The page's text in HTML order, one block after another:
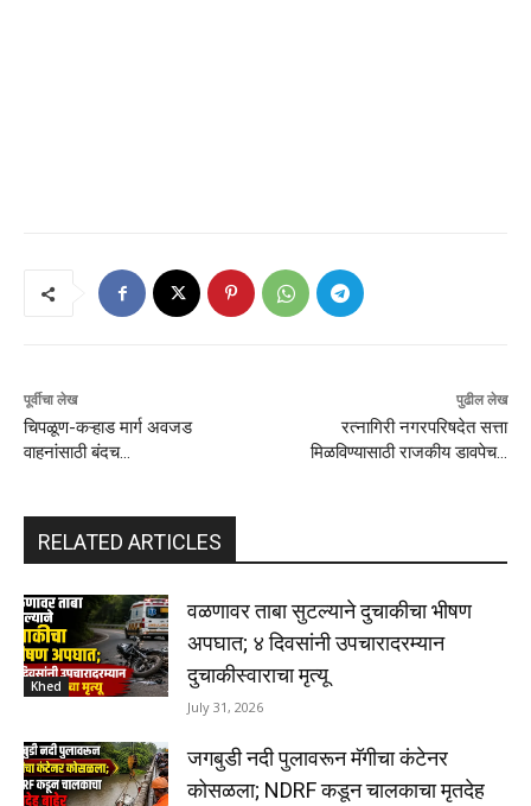
पूर्वीचा लेख
चिपळूण-कऱ्हाड मार्ग अवजड
वाहनांसाठी बंदच…
पुढील लेख
रत्नागिरी नगरपरिषदेत सत्ता
मिळविण्यासाठी राजकीय डावपेच…
RELATED ARTICLES
Khed
वळणावर ताबा सुटल्याने दुचाकीचा भीषण
अपघात; ४ दिवसांनी उपचारादरम्यान
दुचाकीस्वाराचा मृत्यू
July 31, 2026
जगबुडी नदी पुलावरून मॅगीचा कंटेनर
कोसळला; NDRF कडून चालकाचा मृतदेह